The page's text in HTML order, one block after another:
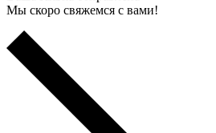
Мы скоро свяжемся с вами!